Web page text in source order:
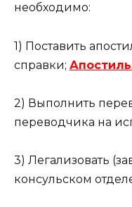
необходимо:
1) Поставить
справки;
2) Выполнить
переводчика на
3) Легализовать
консульском